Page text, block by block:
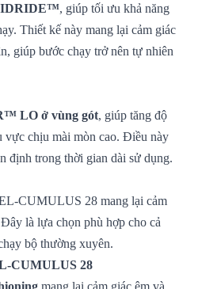
, giúp tối ưu khả năng
Thiết kế này mang lại cảm giác
giúp bước chạy trở nên tự nhiên
LO ở vùng gót, giúp tăng độ
vực chịu mài mòn cao. Điều này
định trong thời gian dài sử dụng.
CUMULUS 28 mang lại cảm
là lựa chọn phù hợp cho cả
bộ thường xuyên.
CUMULUS 28
mang lại cảm giác êm và